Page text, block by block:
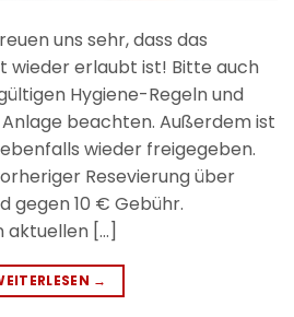
uns sehr, dass das
wieder erlaubt ist! Bitte auch
Hygiene-Regeln und
beachten. Außerdem ist
wieder freigegeben.
Resevierung über
gegen 10 € Gebühr.
aktuellen […]
→